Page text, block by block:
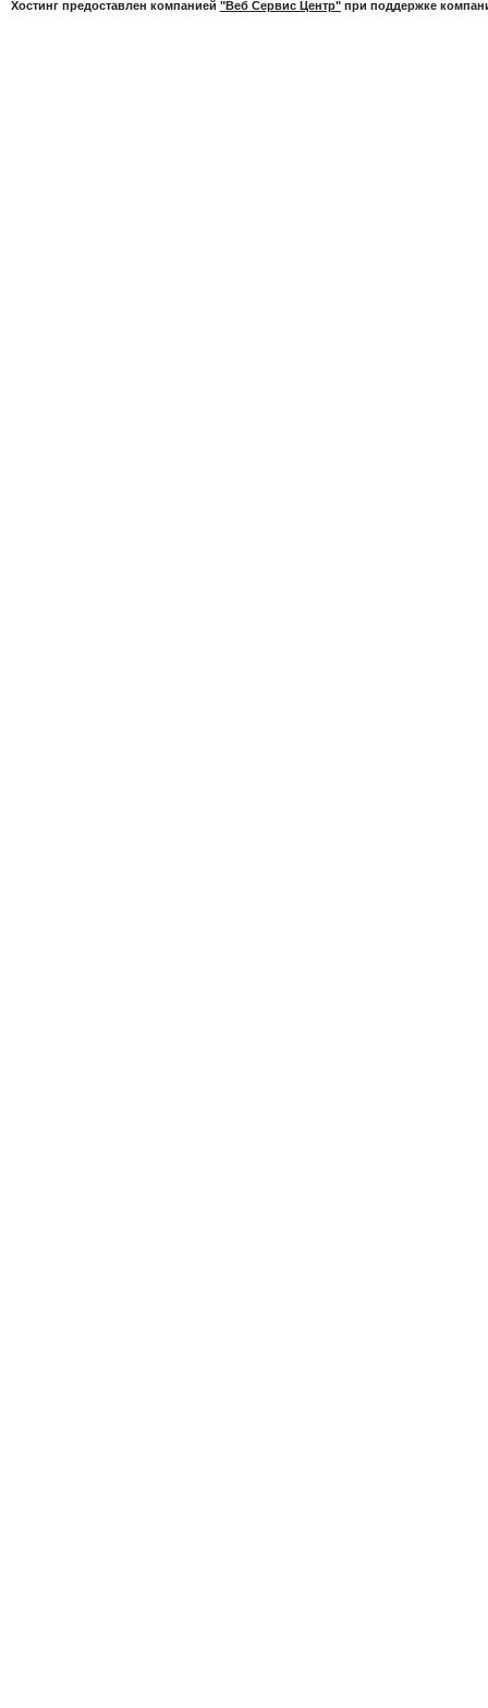
Хостинг предоставлен компанией "Веб Сервис Центр"при поддержке